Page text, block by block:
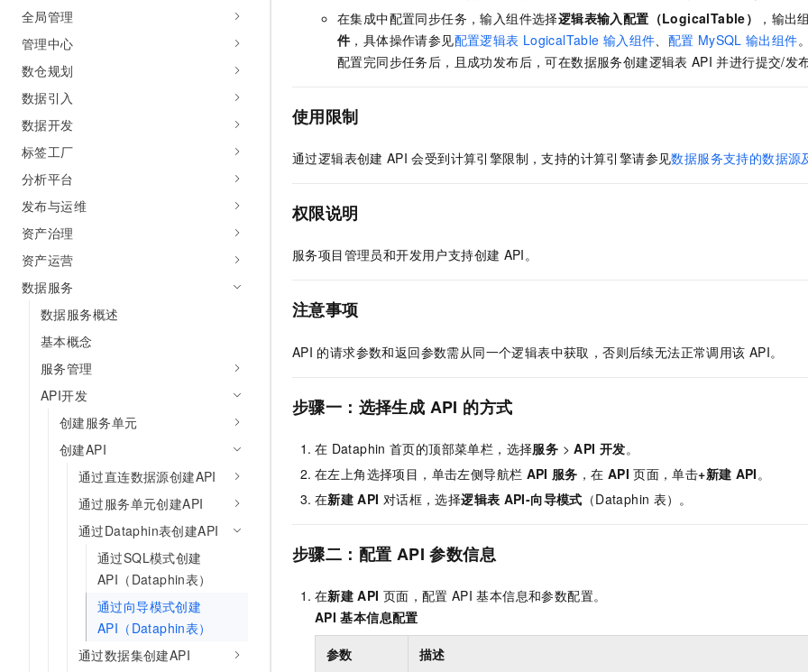
全局管理
管理中心
数仓规划
数据引入
数据开发
标签工厂
分析平台
发布与运维
资产治理
资产运营
数据服务
数据服务概述
基本概念
服务管理
API开发
创建服务单元
创建API
通过直连数据源创建API
通过服务单元创建API
通过Dataphin表创建API
通过SQL模式创建
API（Dataphin表）
通过向导模式创建
API（Dataphin表）
通过数据集创建API
在集成中配置同步任务，输入组件选择逻辑表输入配置 （LogicalTable） ，输出
件 ，具体操作请参见配置逻辑表 LogicalTable 输入组件、 配置 MySQL 输出组件。
配置完同步任务后，且成功发布后，可在数据服务创建逻辑表 API 并进行提交/发布
使用限制
通过逻辑表创建 API 会受到计算引擎限制，支持的计算引擎请参见数据服务支持的数据源
权限说明
服务项目管理员和开发用户支持创建 API。
注意事项
API 的请求参数和返回参数需从同一个逻辑表中获取，否则后续无法正常调用该 API。
步骤一：选择生成 API 的方式
在 Dataphin 首页的顶部菜单栏，选择服务 >API 开发。
在左上角选择项目，单击左侧导航栏 API 服务 ，在 API 页面，单击+新建 API 。
在新建 API 对话框，选择逻辑表 API-向导模式 （Dataphin 表）。
步骤二：配置 API 参数信息
在新建 API 页面，配置 API 基本信息和参数配置。
API 基本信息配置
参数 描述
千问AI平台-模型体验
在线体验全尺寸、多种模态的模型效果
大模型服务平台百炼-智能体
灵活可视化地构建企业级 Agent
万有无界
快速部署 Dify，高效搭建 AI 应用
媒体服务
企业服务与云通信
域名与网站
终端用户计算
Serverless
开发工具
迁移与运维管理
专有云
政企业务
助力企业全员 AI 认知与能力提升
开发者生态解决方案
AI 开发和 AI 应用解决方案
400电话
广告营销
定制建站
模板小程序
建站系统